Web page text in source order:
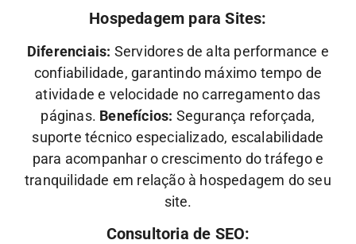
Hospedagem para Sites:
Diferenciais: Servidores de alta performance e
confiabilidade, garantindo máximo tempo de
atividade e velocidade no carregamento das
páginas. Benefícios: Segurança reforçada,
suporte técnico especializado, escalabilidade
para acompanhar o crescimento do tráfego e
tranquilidade em relação à hospedagem do seu
site.
Consultoria de SEO: